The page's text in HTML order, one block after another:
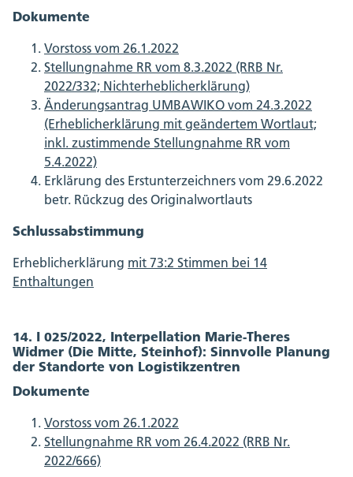
Dokumente
Vorstoss vom 26.1.2022
Stellungnahme RR vom 8.3.2022 (RRB Nr.
2022/332; Nichterheblicherklärung)
Änderungsantrag UMBAWIKO vom 24.3.2022
(Erheblicherklärung mit geändertem Wortlaut;
inkl. zustimmende Stellungnahme RR vom
5.4.2022)
Erklärung des Erstunterzeichners vom 29.6.2022
betr. Rückzug des Originalwortlauts
Schlussabstimmung
Erheblicherklärung mit 73:2 Stimmen bei 14
Enthaltungen
14. I 025/2022, Interpellation Marie-Theres
Widmer (Die Mitte, Steinhof): Sinnvolle Planung
der Standorte von Logistikzentren
Dokumente
Vorstoss vom 26.1.2022
Stellungnahme RR vom 26.4.2022 (RRB Nr.
2022/666)